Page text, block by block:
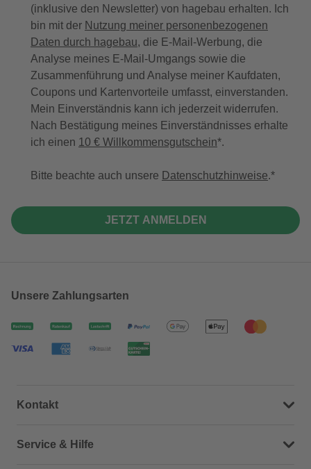
(inklusive den Newsletter) von hagebau erhalten. Ich
bin mit der Nutzung meiner personenbezogenen
Daten durch hagebau, die E-Mail-Werbung, die
Analyse meines E-Mail-Umgangs sowie die
Zusammenführung und Analyse meiner Kaufdaten,
Coupons und Kartenvorteile umfasst, einverstanden.
Mein Einverständnis kann ich jederzeit widerrufen.
Nach Bestätigung meines Einverständnisses erhalte
ich einen 10 € Willkommensgutschein*.
Bitte beachte auch unsere Datenschutzhinweise.
JETZT ANMELDEN
Unsere Zahlungsarten
Kontakt
Dein Kontakt zu uns
Service & Hilfe